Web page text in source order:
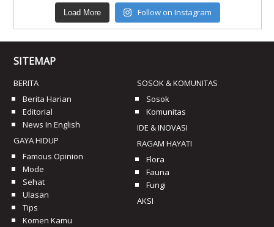
Load More Follow on Instagram
SITEMAP
BERITA
Berita Harian
Editorial
News In English
GAYA HIDUP
Famous Opinion
Mode
Sehat
Ulasan
Tips
Komen Kamu
SOSOK & KOMUNITAS
Sosok
Komunitas
IDE & INOVASI
RAGAM HAYATI
Flora
Fauna
Fungi
AKSI